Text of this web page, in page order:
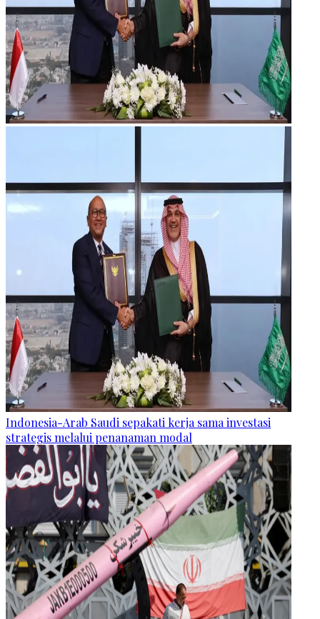
Indonesia-Arab Saudi sepakati kerja sama investasi
strategis melalui penanaman modal